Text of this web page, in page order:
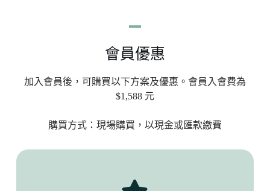
會員優惠
加入會員後，可購買以下方案及優惠。會員入會費為
$1,588 元
購買方式：現場購買，以現金或匯款繳費